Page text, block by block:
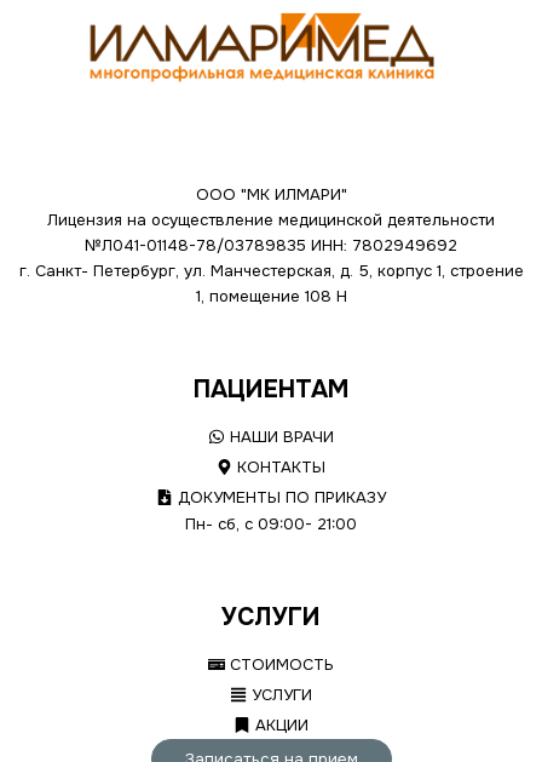
ООО "МК ИЛМАРИ"
Лицензия на осуществление медицинской деятельности
№Л041-01148-78/03789835 ИНН: 7802949692
г. Санкт- Петербург, ул. Манчестерская, д. 5, корпус 1, строение
1, помещение 108 Н
ПАЦИЕНТАМ
НАШИ ВРАЧИ
КОНТАКТЫ
ДОКУМЕНТЫ ПО ПРИКАЗУ
Пн- сб, с 09:00- 21:00
УСЛУГИ
СТОИМОСТЬ
УСЛУГИ
АКЦИИ